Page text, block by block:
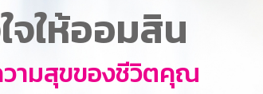
จให้ออมสิน
ามสุขของชีวิตคุณ